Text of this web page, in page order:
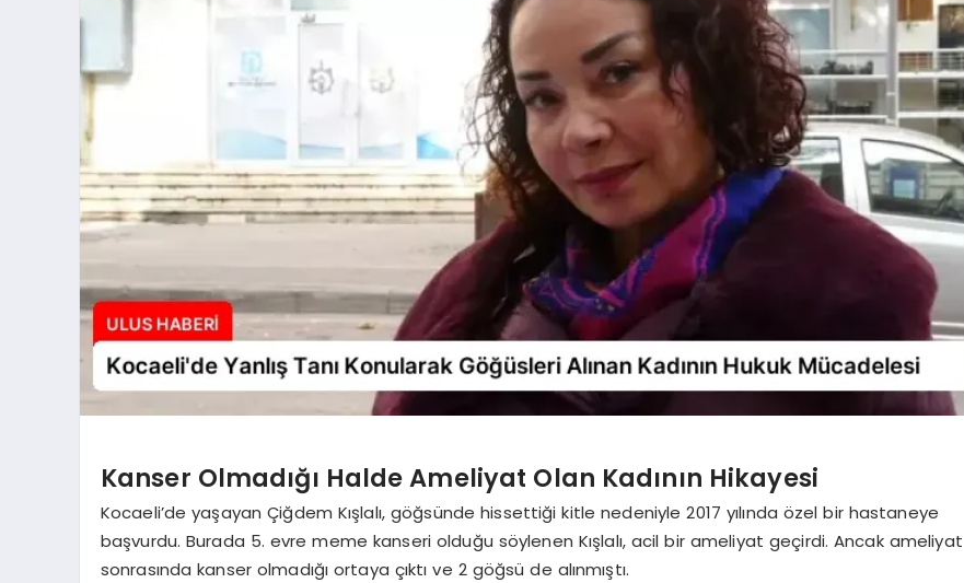
Kanser Olmadığı Halde Ameliyat Olan Kadının Hikayesi
Kocaeli’de yaşayan Çiğdem Kışlalı, göğsünde hissettiği kitle nedeniyle 2017 yılında özel bir hastaneye
başvurdu. Burada 5. evre meme kanseri olduğu söylenen Kışlalı, acil bir ameliyat geçirdi. Ancak ameliyat
sonrasında kanser olmadığı ortaya çıktı ve 2 göğsü de alınmıştı.